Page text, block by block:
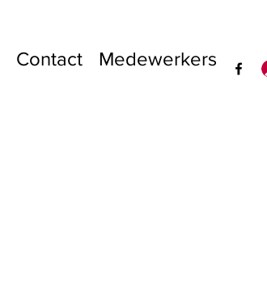
Contact Medewerkers